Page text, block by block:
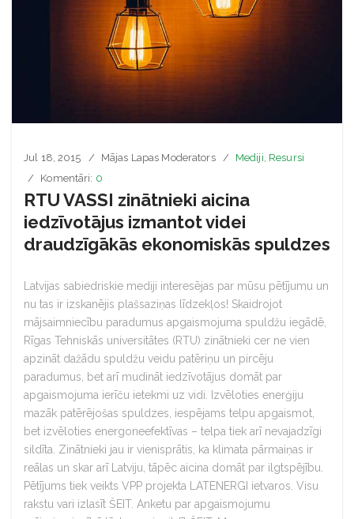
Jul 18, 2015 Mājas Lapas Moderators Mediji, Resursi
Komentāri: 0
RTU VASSI zinātnieki aicina
iedzīvotājus izmantot videi
draudzīgākās ekonomiskās spuldzes
Latvijas sabiedriskie mediji interesējas par mūsu pētījumu un
nu tas ir izskanējis plašsaziņas līdzekļos! Skaidrojot
mājsaimniecību paradumus apgaismojuma spuldžu iegādē,
Rīgas Tehniskās universitātes (RTU) zinātnieki cer ne vien
apzināt dažādu spuldžu veidu patēriņu un pircēju
paradumus, bet arī mudināt iedzīvotājus domāt par
apgaismojuma ierīču ietekmi uz vidi. Izvēloties enerģiju
mazāk patērējošas spuldzes, iespējams telpu apgaismot,
bet izvēloties energoneefektīvas – telpa tiek arī nevajadzīgi
sildīta. Zinātnieki jau ir vienisprātis, ka klimata pārmaiņas ir
reālas un skar arī Latviju, tāpēc aicina domāt par ilgtspējību.
Pētījums tiek veikts VPP projekta LATENERGI ietvaros. Visu
rakstu vari izlasīt ŠEIT. Anketu par apgaismojumu